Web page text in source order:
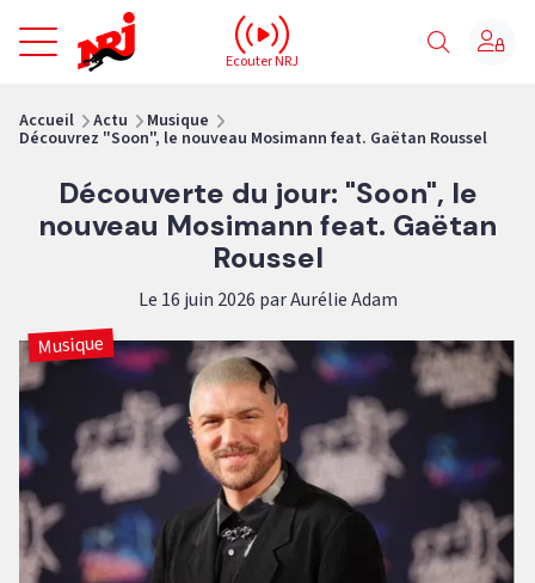
NRJ - Accueil
Ecouter NRJ
Accueil Actu Musique
Découvrez "Soon", le nouveau Mosimann feat. Gaëtan Roussel
Découverte du jour: "Soon", le
nouveau Mosimann feat. Gaëtan
Roussel
Le 16 juin 2026 par Aurélie Adam
Musique